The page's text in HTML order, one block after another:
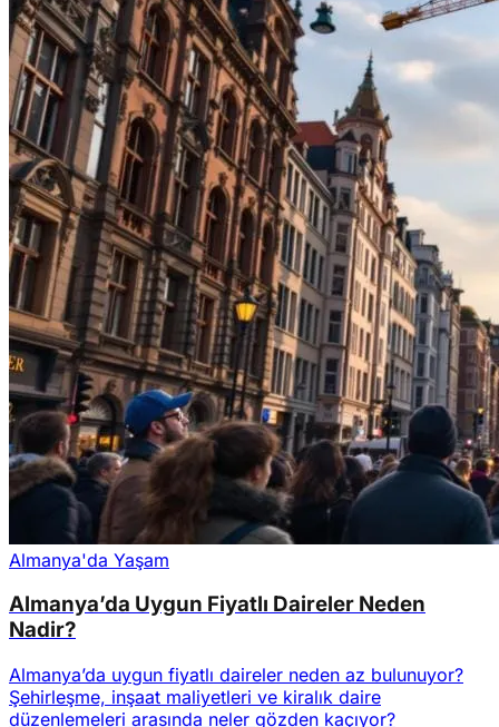
Almanya'da Yaşam
Almanya’da Uygun Fiyatlı Daireler Neden
Nadir?
Almanya’da uygun fiyatlı daireler neden az bulunuyor?
Şehirleşme, inşaat maliyetleri ve kiralık daire
düzenlemeleri arasında neler gözden kaçıyor?